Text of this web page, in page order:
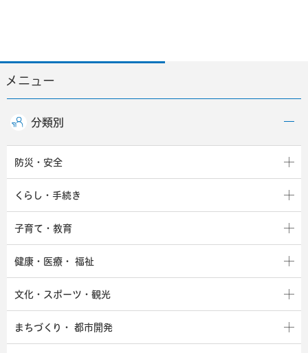
メニュー
分類別
防災・安全
くらし・手続き
子育て・教育
健康・医療・ 福祉
文化・スポーツ・観光
まちづくり・ 都市開発